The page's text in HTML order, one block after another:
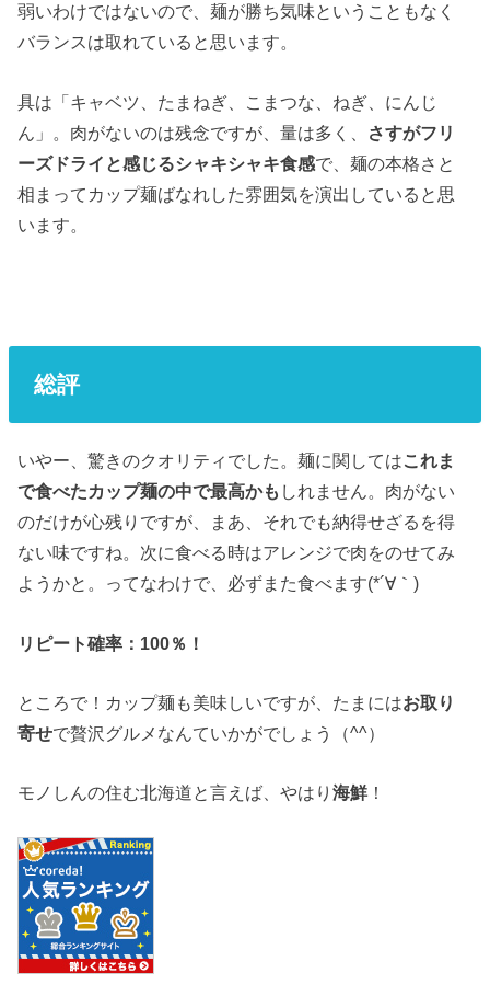
弱いわけではないので、麺が勝ち気味ということもなく
バランスは取れていると思います。
具は「キャベツ、たまねぎ、こまつな、ねぎ、にんじ
ん」。肉がないのは残念ですが、量は多く、 さすがフリ
ーズドライと感じるシャキシャキ食感で、麺の本格さと
相まってカップ麺ばなれした雰囲気を演出していると思
います。
総評
いやー、驚きのクオリティでした。麺に関してはこれま
で食べたカップ麺の中で最高かも しれません。肉がない
のだけが心残りですが、まあ、それでも納得せざるを得
ない味ですね。次に食べる時はアレンジで肉をのせてみ
ようかと。ってなわけで、必ずまた食べます(*´∀｀)
リピート確率：100％！
ところで！カップ麺も美味しいですが、たまにはお取り
寄せで贅沢グルメなんていかがでしょう（^^）
モノしんの住む北海道と言えば、やはり海鮮！